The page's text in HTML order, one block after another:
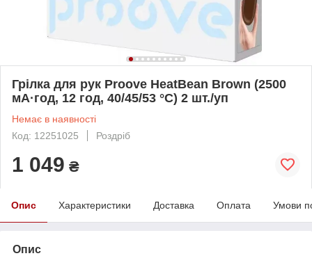
Грілка для рук Proove HeatBean Brown (2500
мА·год, 12 год, 40/45/53 °C) 2 шт./уп
Немає в наявності
Код: 12251025
Роздріб
1 049 ₴
Опис Характеристики Доставка Оплата Умови
Опис